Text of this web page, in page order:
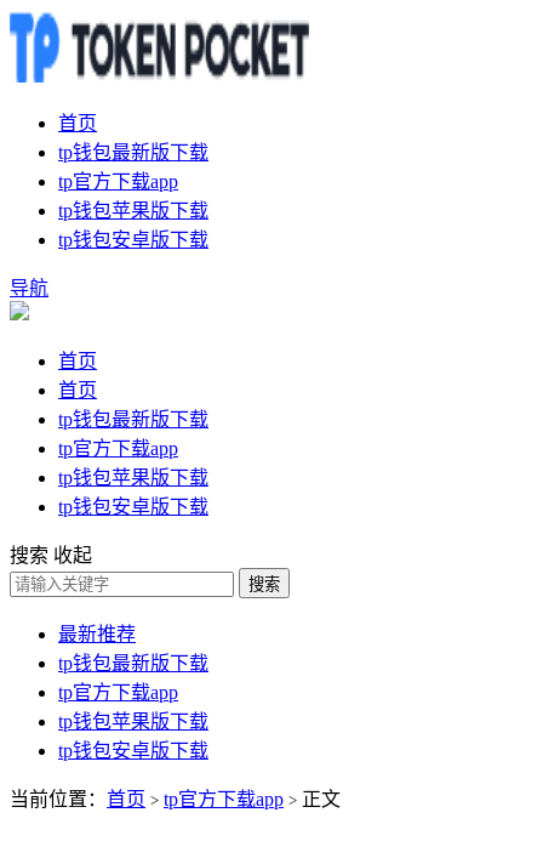
首页
tp钱包最新版下载
tp官方下载app
tp钱包苹果版下载
tp钱包安卓版下载
导航
首页
首页
tp钱包最新版下载
tp官方下载app
tp钱包苹果版下载
tp钱包安卓版下载
搜索 收起
搜索
最新推荐
tp钱包最新版下载
tp官方下载app
tp钱包苹果版下载
tp钱包安卓版下载
当前位置： 首页 > tp官方下载app > 正文